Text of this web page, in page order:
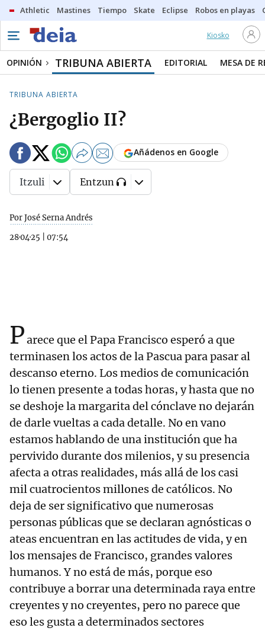
Athletic Mastines Tiempo Skate Eclipse Robos en playas
Kiosko
OPINIÓN TRIBUNA ABIERTA EDITORIAL MESA DE
TRIBUNA ABIERTA
¿Bergoglio II?
Por José Serna Andrés
28·04·25
07:54
Añádenos en Google
Itzuli Entzun
Parece que el Papa Francisco esperó a que
terminasen los actos de la Pascua para pasar al
descanso eterno. Los medios de comunicación
lo tienen presente a todas horas, y hasta que no
se deshoje la margarita del cónclave no dejarán
de darle vueltas a cada detalle. No en vano
estamos hablando de una institución que ha
pervivido durante dos milenios, y su presencia
afecta a otras realidades, más allá de los casi
mil cuatrocientos millones de católicos. No
deja de ser significativo que numerosas
personas públicas que se declaran agnósticas o
ateas encuentran en las actitudes de vida, y en
los mensajes de Francisco, grandes valores
humanos. Y no está de más, porque eso
contribuye a borrar una determinada raya entre
creyentes y no creyentes, pero no parece que
eso les gusta a determinados sectores